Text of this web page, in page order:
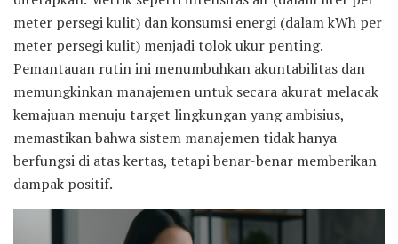
meter persegi kulit) dan konsumsi energi (dalam kWh per
meter persegi kulit) menjadi tolok ukur penting.
Pemantauan rutin ini menumbuhkan akuntabilitas dan
memungkinkan manajemen untuk secara akurat melacak
kemajuan menuju target lingkungan yang ambisius,
memastikan bahwa sistem manajemen tidak hanya
berfungsi di atas kertas, tetapi benar-benar memberikan
dampak positif.